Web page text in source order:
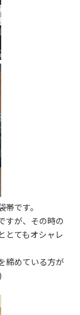
です。
すが、その時の
とてもオシャレ
締めている方が